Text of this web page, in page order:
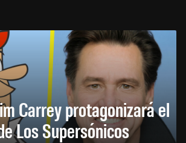
Carrey protagonizará el
Los Supersónicos